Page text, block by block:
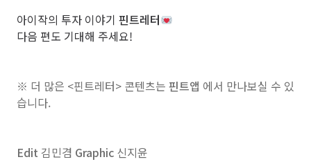
아이작의 투자 이야기 핀트레터
다음 편도 기대해 주세요!
※ 더 많은 <핀트레터> 콘텐츠는 핀트앱 에서 만나보실 수 있
습니다.
Edit 김민겸 Graphic 신지윤